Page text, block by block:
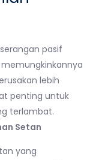
pasif
lebih
penting untuk
terlambat.
Setan
yang